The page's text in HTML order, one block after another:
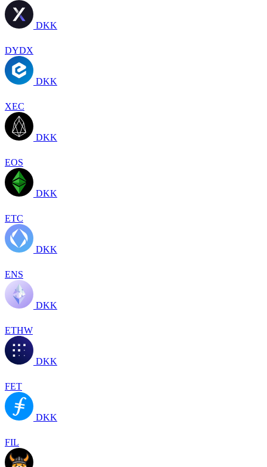
DKK
DYDX
DKK
XEC
DKK
EOS
DKK
ETC
DKK
ENS
DKK
ETHW
DKK
FET
DKK
FIL